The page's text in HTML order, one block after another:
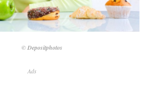
© Depositphotos
Ads